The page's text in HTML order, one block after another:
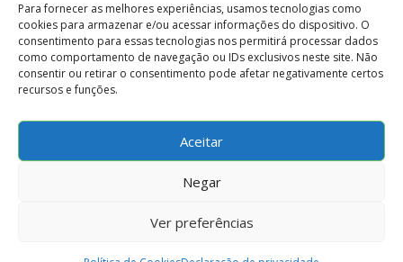
Para fornecer as melhores experiências, usamos tecnologias como
cookies para armazenar e/ou acessar informações do dispositivo. O
consentimento para essas tecnologias nos permitirá processar dados
como comportamento de navegação ou IDs exclusivos neste site. Não
consentir ou retirar o consentimento pode afetar negativamente certos
recursos e funções.
Aceitar
Negar
Ver preferências